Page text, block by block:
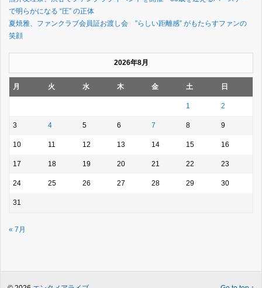
で明らかになる “圧” の正体
夏焼雅、ファンクラブ会員証お渡し会 ”らしい距離感” がもたらすファンの
笑顔
2026年8月
月 火 水 木 金 土 日
1 2
3 4 5 6 7 8 9
10 11 12 13 14 15 16
17 18 19 20 21 22 23
24 25 26 27 28 29 30
31
« 7月